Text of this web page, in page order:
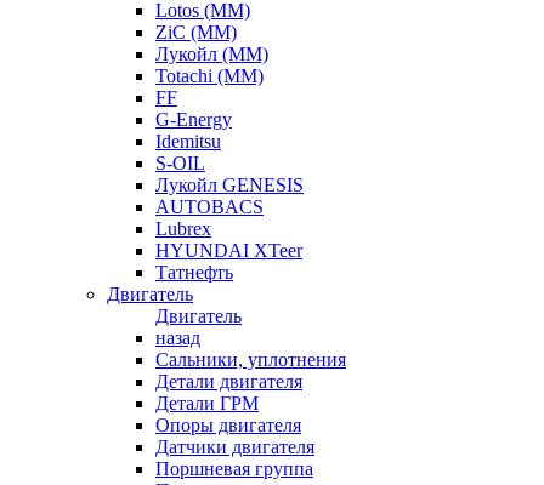
Lotos (ММ)
ZiC (ММ)
Лукойл (ММ)
Totachi (MM)
FF
G-Energy
Idemitsu
S-OIL
Лукойл GENESIS
AUTOBACS
Lubrex
HYUNDAI XTeer
Татнефть
Двигатель
Двигатель
назад
Сальники, уплотнения
Детали двигателя
Детали ГРМ
Опоры двигателя
Датчики двигателя
Поршневая группа